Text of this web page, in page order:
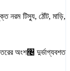
নরম টিস্যু, ঠোঁট, মাড়ি,
অংশ৤ দুর্ভাগ্যবশত